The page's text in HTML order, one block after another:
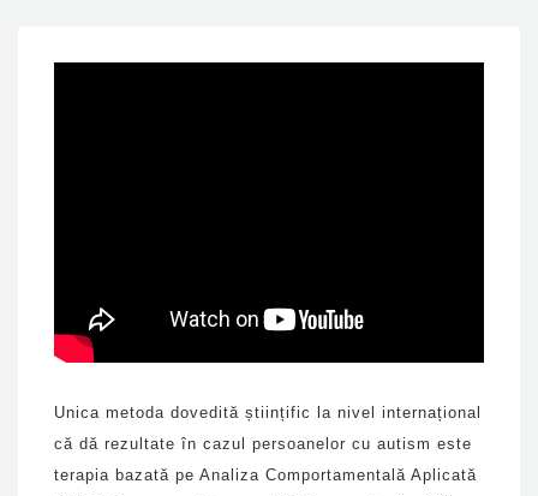
Unica metoda dovedită științific la nivel internațional
că dă rezultate în cazul persoanelor cu autism este
terapia bazată pe Analiza Comportamentală Aplicată